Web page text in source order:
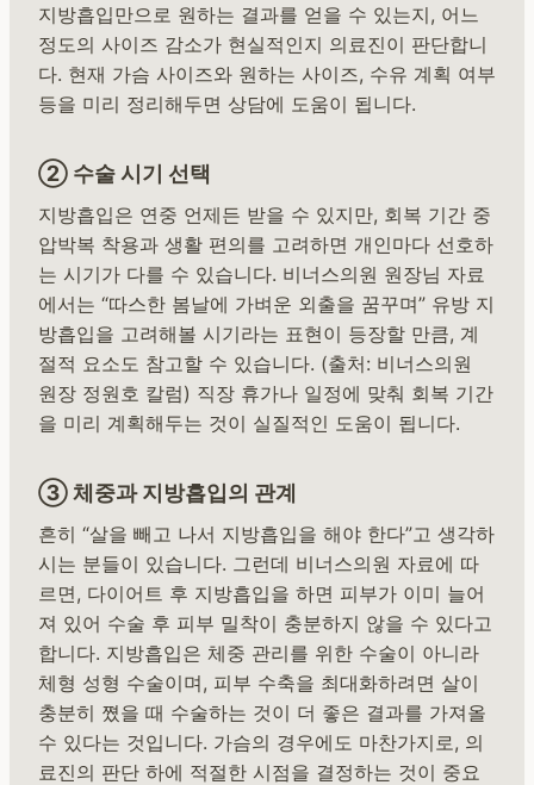
지방흡입만으로 원하는 결과를 얻을 수 있는지, 어느
정도의 사이즈 감소가 현실적인지 의료진이 판단합니
다. 현재 가슴 사이즈와 원하는 사이즈, 수유 계획 여부
등을 미리 정리해두면 상담에 도움이 됩니다.
② 수술 시기 선택
지방흡입은 연중 언제든 받을 수 있지만, 회복 기간 중
압박복 착용과 생활 편의를 고려하면 개인마다 선호하
는 시기가 다를 수 있습니다. 비너스의원 원장님 자료
에서는 “따스한 봄날에 가벼운 외출을 꿈꾸며” 유방 지
방흡입을 고려해볼 시기라는 표현이 등장할 만큼, 계
절적 요소도 참고할 수 있습니다. (출처: 비너스의원
원장 정원호 칼럼) 직장 휴가나 일정에 맞춰 회복 기간
을 미리 계획해두는 것이 실질적인 도움이 됩니다.
③ 체중과 지방흡입의 관계
흔히 “살을 빼고 나서 지방흡입을 해야 한다”고 생각하
시는 분들이 있습니다. 그런데 비너스의원 자료에 따
르면, 다이어트 후 지방흡입을 하면 피부가 이미 늘어
져 있어 수술 후 피부 밀착이 충분하지 않을 수 있다고
합니다. 지방흡입은 체중 관리를 위한 수술이 아니라
체형 성형 수술이며, 피부 수축을 최대화하려면 살이
충분히 쪘을 때 수술하는 것이 더 좋은 결과를 가져올
수 있다는 것입니다. 가슴의 경우에도 마찬가지로, 의
료진의 판단 하에 적절한 시점을 결정하는 것이 중요